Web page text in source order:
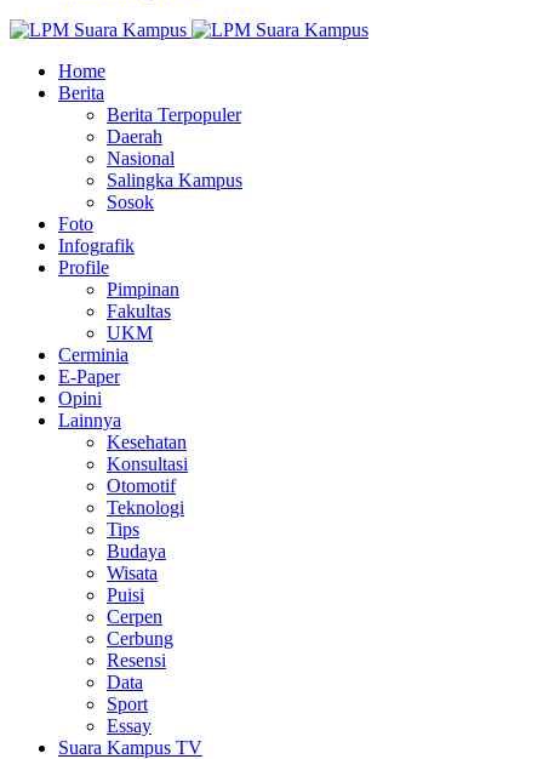
Home
Berita
Berita Terpopuler
Daerah
Nasional
Salingka Kampus
Sosok
Foto
Infografik
Profile
Pimpinan
Fakultas
UKM
Cerminia
E-Paper
Opini
Lainnya
Kesehatan
Konsultasi
Otomotif
Teknologi
Tips
Budaya
Wisata
Puisi
Cerpen
Cerbung
Resensi
Data
Sport
Essay
Suara Kampus TV